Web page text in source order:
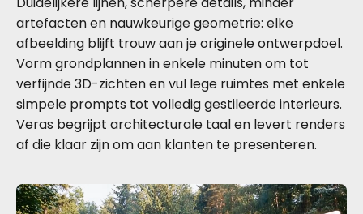
artefacten en nauwkeurige geometrie: elke
afbeelding blijft trouw aan je originele ontwerpdoel.
Vorm grondplannen in enkele minuten om tot
verfijnde 3D-zichten en vul lege ruimtes met enkele
simpele prompts tot volledig gestileerde interieurs.
Veras begrijpt architecturale taal en levert renders
af die klaar zijn om aan klanten te presenteren.